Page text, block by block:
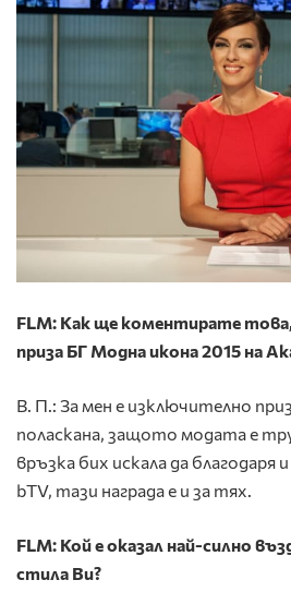
FLM: Как ще коментирате
приза БГ Модна икона 2015 на
В. П.: За мен е изключително
поласкана, защото модата е
връзка бих искала да
bTV, тази награда е и за тях.
FLM: Кой е оказал най-силно
стила Ви?